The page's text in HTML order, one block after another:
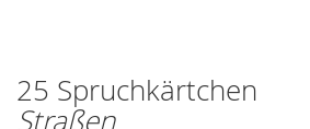
25 Spruchkärtchen
Straßen
Zum
Anfang